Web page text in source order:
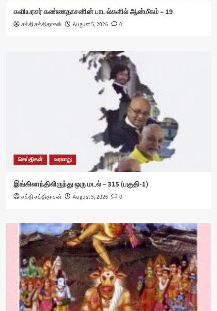
கவியரசர் கண்ணதாசனின் பாடல்களில் ஆன்மீகம் – 19
சக்தி சக்திதாசன் August 5, 2026 0
செய்திகள் வரலாறு
இங்கிலாந்திலிருந்து ஒரு மடல் – 315 (பகுதி-1)
சக்தி சக்திதாசன் August 5, 2026 0